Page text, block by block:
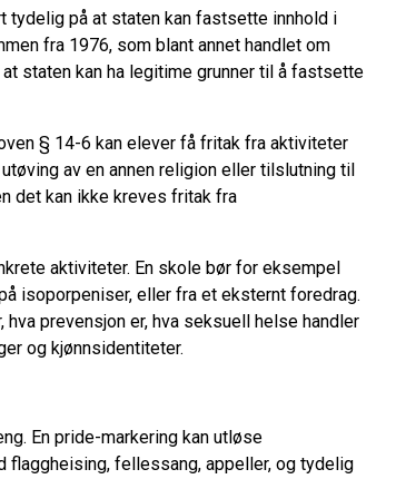
på at staten kan fastsette innhold i
fra 1976, som blant annet handlet om
staten kan ha legitime grunner til å fastsette
§ 14-6 kan elever få fritak fra aktiviteter
av en annen religion eller tilslutning til
det kan ikke kreves fritak fra
aktiviteter. En skole bør for eksempel
isoporpeniser, eller fra et eksternt foredrag.
prevensjon er, hva seksuell helse handler
og kjønnsidentiteter.
En pride-markering kan utløse
flaggheising, fellessang, appeller, og tydelig